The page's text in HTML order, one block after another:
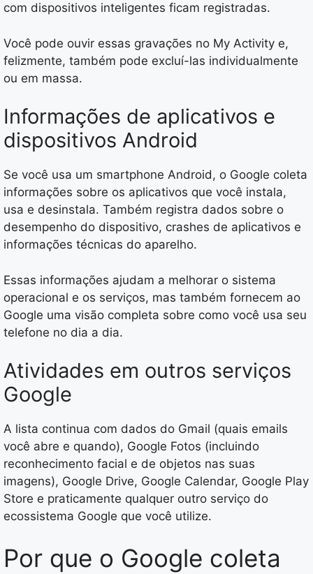
com dispositivos inteligentes ficam registradas.
Você pode ouvir essas gravações no My Activity e,
felizmente, também pode excluí-las individualmente
ou em massa.
Informações de aplicativos e
dispositivos Android
Se você usa um smartphone Android, o Google coleta
informações sobre os aplicativos que você instala,
usa e desinstala. Também registra dados sobre o
desempenho do dispositivo, crashes de aplicativos e
informações técnicas do aparelho.
Essas informações ajudam a melhorar o sistema
operacional e os serviços, mas também fornecem ao
Google uma visão completa sobre como você usa seu
telefone no dia a dia.
Atividades em outros serviços
Google
A lista continua com dados do Gmail (quais emails
você abre e quando), Google Fotos (incluindo
reconhecimento facial e de objetos nas suas
imagens), Google Drive, Google Calendar, Google Play
Store e praticamente qualquer outro serviço do
ecossistema Google que você utilize.
Por que o Google coleta